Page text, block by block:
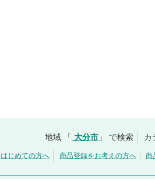
地域 「 大分市 」 で検索 カ
はじめての方へ 商品登録をお考えの方へ 商